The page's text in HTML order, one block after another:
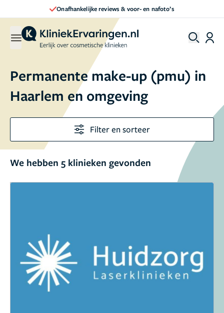
Onafhankelijke reviews & voor- en nafoto’s
Permanente make-up (pmu) in
Haarlem en omgeving
Filter en sorteer
We hebben 5 klinieken gevonden